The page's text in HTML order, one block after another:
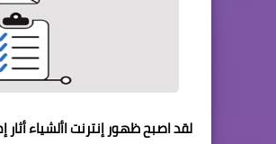
لقد اصبح ظهور إنترنت األشياء